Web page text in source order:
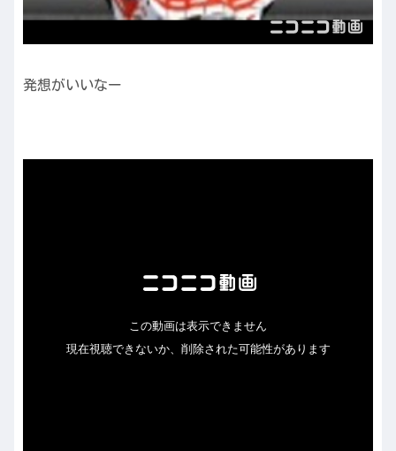
発想がいいなー